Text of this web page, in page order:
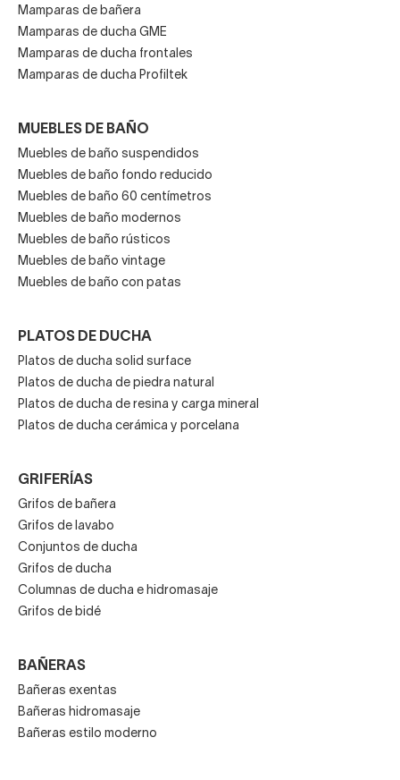
Mamparas de bañera
Mamparas de ducha GME
Mamparas de ducha frontales
Mamparas de ducha Profiltek
MUEBLES DE BAÑO
Muebles de baño suspendidos
Muebles de baño fondo reducido
Muebles de baño 60 centímetros
Muebles de baño modernos
Muebles de baño rústicos
Muebles de baño vintage
Muebles de baño con patas
PLATOS DE DUCHA
Platos de ducha solid surface
Platos de ducha de piedra natural
Platos de ducha de resina y carga mineral
Platos de ducha cerámica y porcelana
GRIFERÍAS
Grifos de bañera
Grifos de lavabo
Conjuntos de ducha
Grifos de ducha
Columnas de ducha e hidromasaje
Grifos de bidé
BAÑERAS
Bañeras exentas
Bañeras hidromasaje
Bañeras estilo moderno